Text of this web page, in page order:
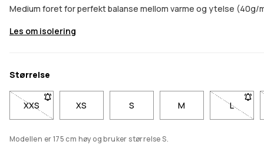
Medium foret for perfekt balanse mellom varme og ytelse (40g/
Les om isolering
Størrelse
XXS- Størrelse XXS er ikke tilgjengelig. Klikk for å bli varslet når
XS S M L-
Modellen er 175 cm høy og bruker størrelse S.